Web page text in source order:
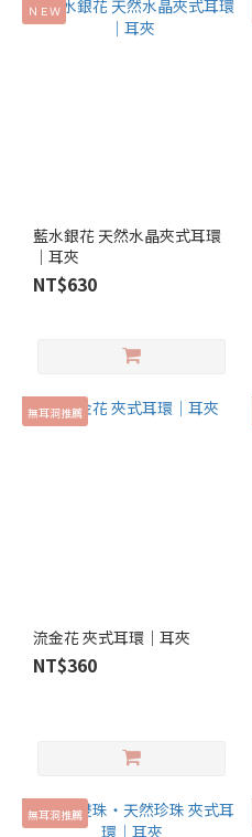
ＮＥＷ
藍水銀花 天然水晶夾式耳環
｜耳夾
NT$630
無耳洞推薦
流金花 夾式耳環｜耳夾
NT$360
無耳洞推薦